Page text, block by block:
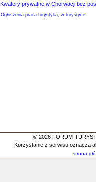
Kwatery prywatne w Chorwacji bez
Ogłoszenia praca turystyka, w turystyce
© 2026 FORUM-
Korzystanie z serwisu oznacza
strona